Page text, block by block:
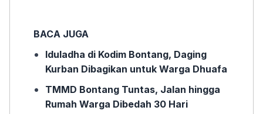
BACA JUGA
Iduladha di Kodim Bontang, Daging
Kurban Dibagikan untuk Warga Dhuafa
TMMD Bontang Tuntas, Jalan hingga
Rumah Warga Dibedah 30 Hari